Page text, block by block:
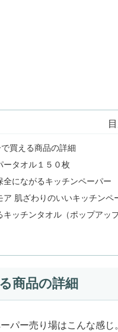
買える商品の詳細
ータオル１５０枚
全にながるキッチンペーパー
ア 肌ざわりのいいキッチンペ
キッチンタオル（ポップアッ
商品の詳細
パー売り場はこんな感じ